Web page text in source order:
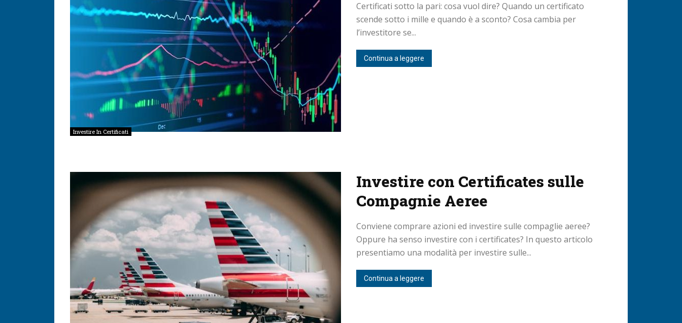
Investire In Certificati
Certificati sotto la pari: cosa vuol dire? Quando un certificato
scende sotto i mille e quando è a sconto? Cosa cambia per
l’investitore se...
Continua a leggere
Investire con Certificates sulle
Compagnie Aeree
Conviene comprare azioni ed investire sulle compaglie aeree?
Oppure ha senso investire con i certificates? In questo articolo
presentiamo una modalità per investire sulle...
Continua a leggere